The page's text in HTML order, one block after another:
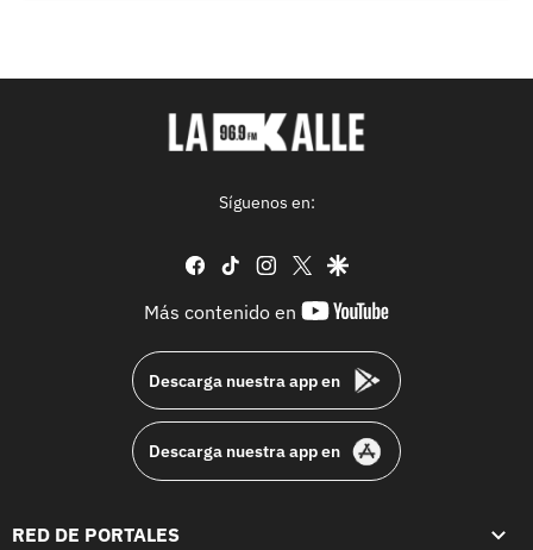
Síguenos en:
facebook
tiktok instagram
twittergoogle
Más contenido en
youtube-
Descarga nuestra app en
Descarga nuestra app en
RED DE PORTALES